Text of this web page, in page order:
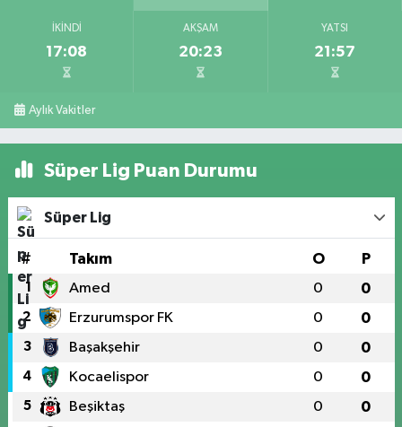
İKINDI
17:08
AKŞAM
20:23
YATSI
21:57
Aylık Vakitler
Süper Lig Puan Durumu
Süper Lig
# Takım O P
1 Amed 0 0
2 Erzurumspor FK 0 0
3 Başakşehir 0 0
4 Kocaelispor 0 0
5 Beşiktaş 0 0